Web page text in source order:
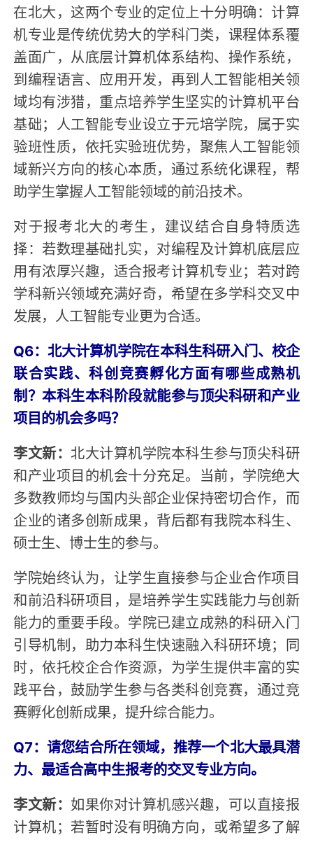
在北大，这两个专业的定位上十分明确：计算
机专业是传统优势大的学科门类，课程体系覆
盖面广，从底层计算机体系结构、操作系统，
到编程语言、应用开发，再到人工智能相关领
域均有涉猎，重点培养学生坚实的计算机平台
基础；人工智能专业设立于元培学院，属于实
验班性质，依托实验班优势，聚焦人工智能领
域新兴方向的核心本质，通过系统化课程，帮
助学生掌握人工智能领域的前沿技术。
对于报考北大的考生，建议结合自身特质选
择：若数理基础扎实，对编程及计算机底层应
用有浓厚兴趣，适合报考计算机专业；若对跨
学科新兴领域充满好奇，希望在多学科交叉中
发展，人工智能专业更为合适。
Q6：北大计算机学院在本科生科研入门、校企
联合实践、科创竞赛孵化方面有哪些成熟机
制？本科生本科阶段就能参与顶尖科研和产业
项目的机会多吗？
李文新：北大计算机学院本科生参与顶尖科研
和产业项目的机会十分充足。当前，学院绝大
多数教师均与国内头部企业保持密切合作，而
企业的诸多创新成果，背后都有我院本科生、
硕士生、博士生的参与。
学院始终认为，让学生直接参与企业合作项目
和前沿科研项目，是培养学生实践能力与创新
能力的重要手段。学院已建立成熟的科研入门
引导机制，助力本科生快速融入科研环境；同
时，依托校企合作资源，为学生提供丰富的实
践平台，鼓励学生参与各类科创竞赛，通过竞
赛孵化创新成果，提升综合能力。
Q7：请您结合所在领域，推荐一个北大最具潜
力、最适合高中生报考的交叉专业方向。
李文新： 如果你对计算机感兴趣，可以直接报
计算机；若暂时没有明确方向，或希望多了解